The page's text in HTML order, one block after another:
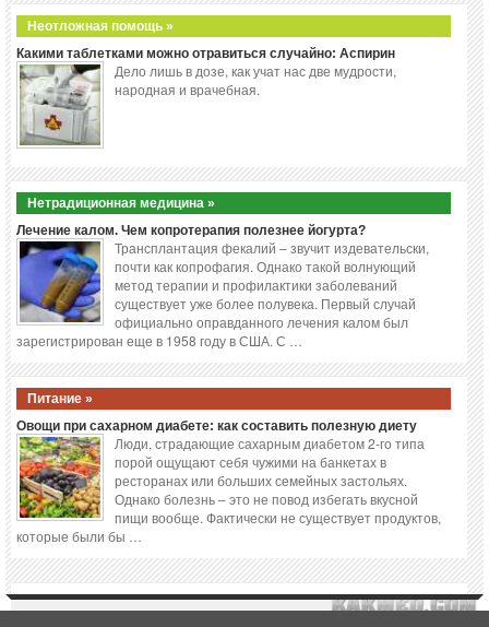
Неотложная помощь »
Какими таблетками можно отравиться случайно: Аспирин
Дело лишь в дозе, как учат нас две мудрости,
народная и врачебная.
Нетрадиционная медицина »
Лечение калом. Чем копротерапия полезнее йогурта?
Трансплантация фекалий – звучит издевательски,
почти как копрофагия. Однако такой волнующий
метод терапии и профилактики заболеваний
существует уже более полувека. Первый случай
официально оправданного лечения калом был
зарегистрирован еще в 1958 году в США. С …
Питание »
Овощи при сахарном диабете: как составить полезную диету
Люди, страдающие сахарным диабетом 2-го типа
порой ощущают себя чужими на банкетах в
ресторанах или больших семейных застольях.
Однако болезнь – это не повод избегать вкусной
пищи вообще. Фактически не существует продуктов,
которые были бы …